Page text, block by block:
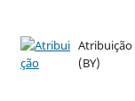
Atribuição
(BY)